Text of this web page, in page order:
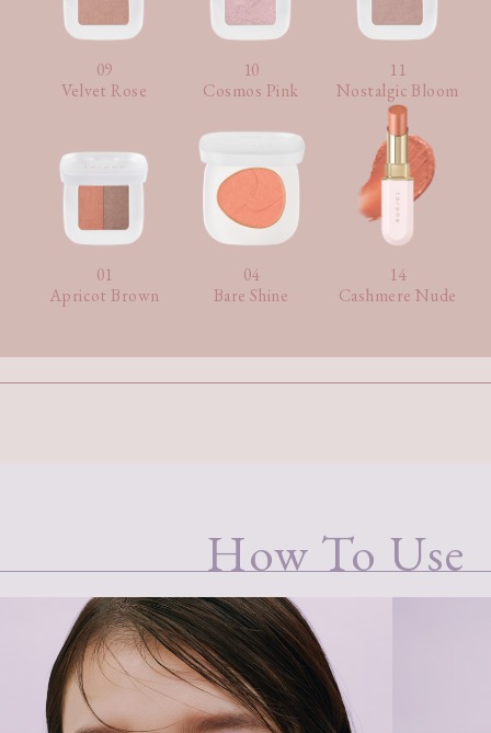
09
Velvet Rose
10
Cosmos Pink
11
Nostalgic Bloom
01
Apricot Brown
04
Bare Shine
14
Cashmere Nude
How To Use